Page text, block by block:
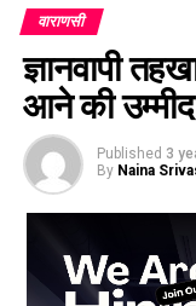
वाराणसी
ज्ञानवापी
आने की उम्मीद
Published 3
By Naina